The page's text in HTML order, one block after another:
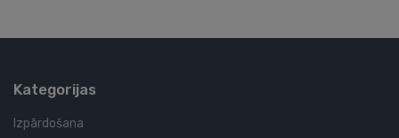
Kategorijas
Izpārdošana